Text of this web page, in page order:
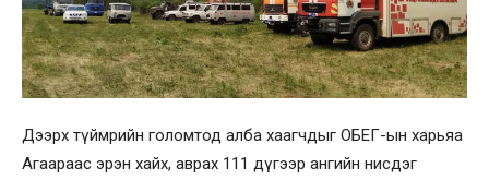
Дээрх түймрийн голомтод алба хаагчдыг ОБЕГ-ын харьяа
Агаараас эрэн хайх, аврах 111 дүгээр ангийн нисдэг